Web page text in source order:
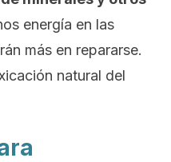
energía en las
más en repararse.
natural del